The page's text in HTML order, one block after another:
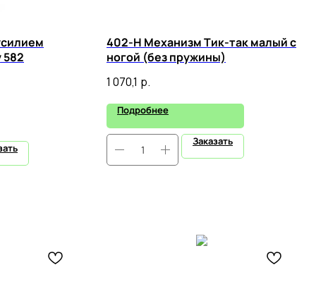
402-Н Механизм Тик-так малый с
ногой (без пружины)
1 070,1 р.
Подробнее
Заказать